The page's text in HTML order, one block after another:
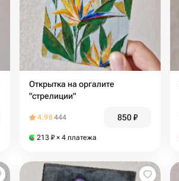
Открытка на оргалите
"стрелиции"
4.98444 850₽
213 ₽ × 4 платежа